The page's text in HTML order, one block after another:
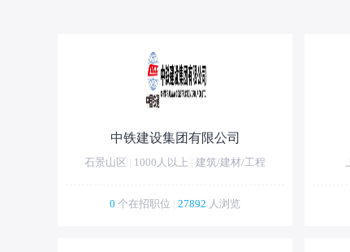
中铁建设集团有限公司
石景山区 1000人以上 建筑/建材/工程
0 个在招职位 27892 人浏览